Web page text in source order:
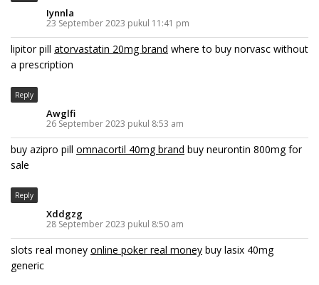
Iynnla
23 September 2023 pukul 11:41 pm
lipitor pill atorvastatin 20mg brand where to buy norvasc without
a prescription
Reply
Awglfi
26 September 2023 pukul 8:53 am
buy azipro pill omnacortil 40mg brand buy neurontin 800mg for
sale
Reply
Xddgzg
28 September 2023 pukul 8:50 am
slots real money online poker real money buy lasix 40mg
generic